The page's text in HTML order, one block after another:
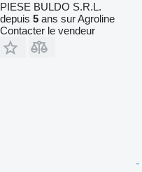
PIESE BULDO S.R.L.
depuis 5 ans sur Agroline
Contacter le vendeur